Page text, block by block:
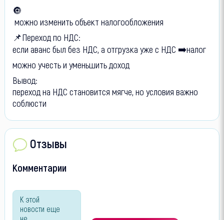
🔘
можно изменить объект налогообложения
📌Переход по НДС:
если аванс был без НДС, а отгрузка уже с НДС ➡️налог
можно учесть и уменьшить доход
Вывод:
переход на НДС становится мягче, но условия важно
соблюсти
Отзывы
Комментарии
К этой
новости еще